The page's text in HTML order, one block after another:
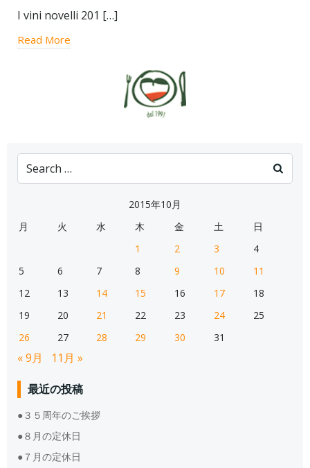
I vini novelli 201 […]
Read More
Search
for:
2015年10月
月
火 水 木 金 土
日
1
2 3
4
5
6 7 8 9 10
11
12
13 14 15 16 17
18
19
20 21 22 23 24
25
26
27 28 29 30 31
« 9月 11月 »
最近の投稿
●３５周年のご挨拶
●８月の定休日
●７月の定休日